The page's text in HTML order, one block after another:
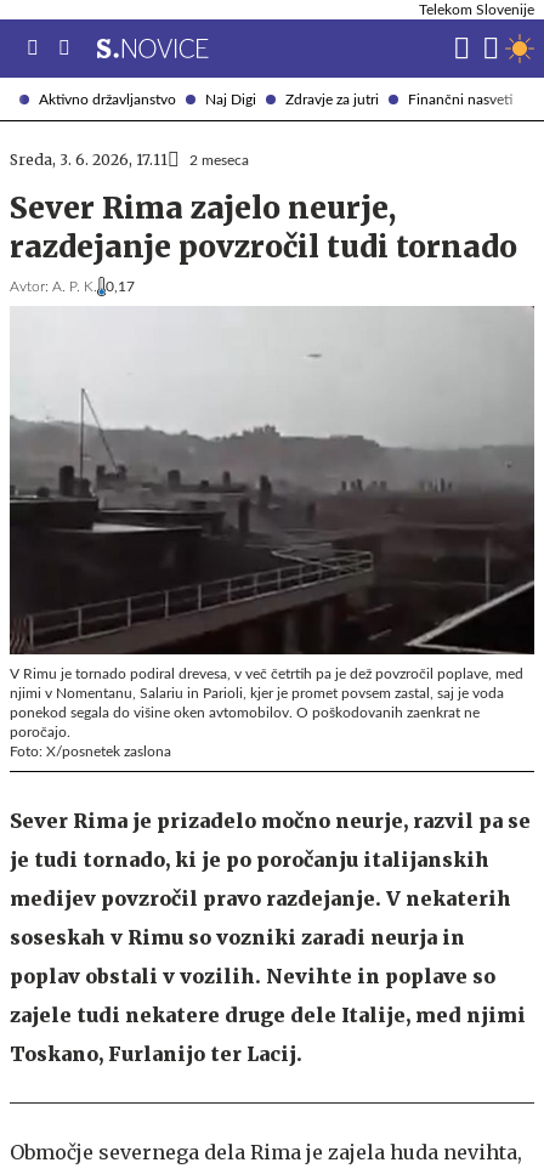
Aktivno državljanstvo Naj Digi Zdravje za jutri Finančni nasveti
Telekom Slovenije
Sreda, 3. 6. 2026, 17.11 2 meseca
Sever Rima zajelo neurje,
razdejanje povzročil tudi tornado
Avtor: A. P. K. 0,17
V Rimu je tornado podiral drevesa, v več četrtih pa je dež povzročil poplave, med
njimi v Nomentanu, Salariu in Parioli, kjer je promet povsem zastal, saj je voda
ponekod segala do višine oken avtomobilov. O poškodovanih zaenkrat ne
poročajo.
Foto: X/posnetek zaslona
Sever Rima je prizadelo močno neurje, razvil pa se
je tudi tornado, ki je po poročanju italijanskih
medijev povzročil pravo razdejanje. V nekaterih
soseskah v Rimu so vozniki zaradi neurja in
poplav obstali v vozilih. Nevihte in poplave so
zajele tudi nekatere druge dele Italije, med njimi
Toskano, Furlanijo ter Lacij.
Območje severnega dela Rima je zajela huda nevihta,